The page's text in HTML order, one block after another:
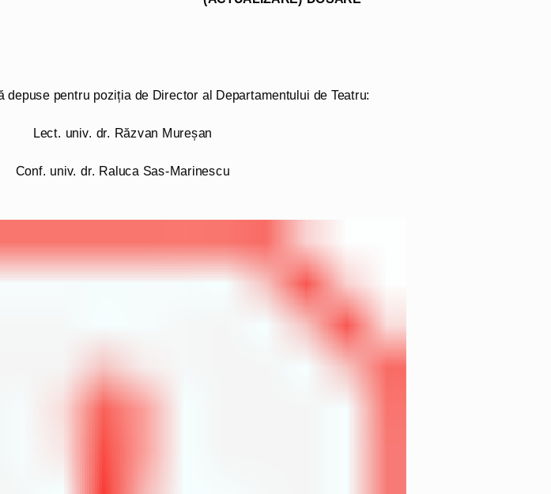
depuse pentru poziția de Director al Departamentului de Teatru:
Lect. univ. dr. Răzvan Mureșan
Conf. univ. dr. Raluca Sas-Marinescu